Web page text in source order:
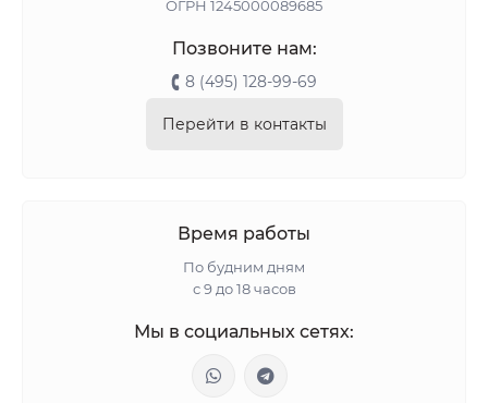
ОГРН 1245000089685
Позвоните нам:
8 (495) 128-99-69
Перейти в контакты
Время работы
По будним дням
с 9 до 18 часов
Мы в социальных сетях: